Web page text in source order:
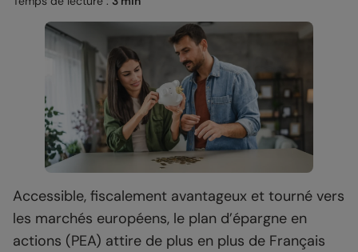
Accessible, fiscalement avantageux et tourné vers
les marchés européens, le plan d’épargne en
actions (PEA) attire de plus en plus de Français